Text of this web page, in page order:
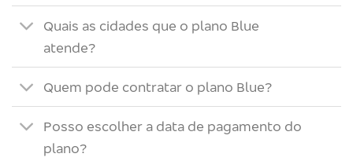
Quais as cidades que o plano Blue
atende?
Quem pode contratar o plano Blue?
Posso escolher a data de pagamento do
plano?